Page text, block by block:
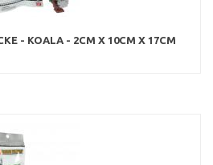
- KOALA - 2CM X 10CM X 17CM